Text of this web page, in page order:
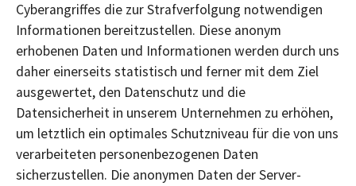
Cyberangriffes die zur Strafverfolgung notwendigen
Informationen bereitzustellen. Diese anonym
erhobenen Daten und Informationen werden durch uns
daher einerseits statistisch und ferner mit dem Ziel
ausgewertet, den Datenschutz und die
Datensicherheit in unserem Unternehmen zu erhöhen,
um letztlich ein optimales Schutzniveau für die von uns
verarbeiteten personenbezogenen Daten
sicherzustellen. Die anonymen Daten der Server-